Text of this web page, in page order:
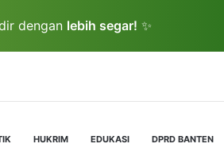
dengan lebih segar! ✨
HUKRIM EDUKASI DPRD BANTEN